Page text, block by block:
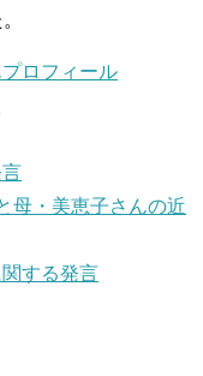
ロフィール
母・美恵子さんの近
する発言